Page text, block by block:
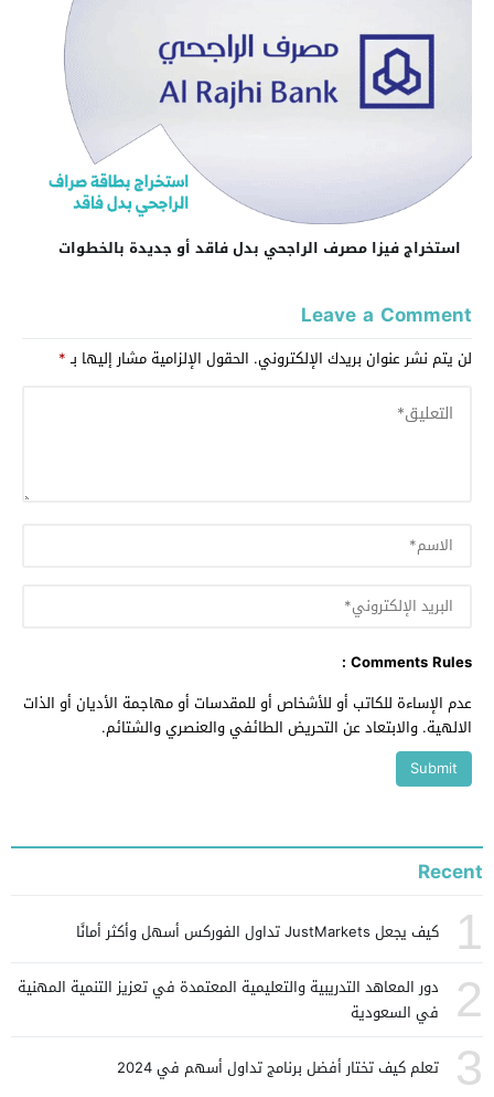
استخراج فيزا مصرف الراجحي بدل فاقد أو جديدة بالخطوات
Leave a Comment
لن يتم نشر عنوان بريدك الإلكتروني. الحقول الإلزامية مشار إليها بـ*
Comments Rules :
عدم الإساءة للكاتب أو للأشخاص أو للمقدسات أو مهاجمة الأديان أو الذات
الالهية. والابتعاد عن التحريض الطائفي والعنصري والشتائم.
Recent
1 كيف يجعل JustMarkets تداول الفوركس أسهل وأكثر أمانًا
2
دور المعاهد التدريبية والتعليمية المعتمدة في تعزيز التنمية المهنية
في السعودية
3 تعلم كيف تختار أفضل برنامج تداول أسهم في 2024